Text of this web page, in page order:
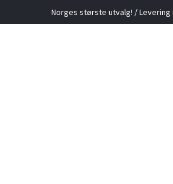
Norges største utvalg! /